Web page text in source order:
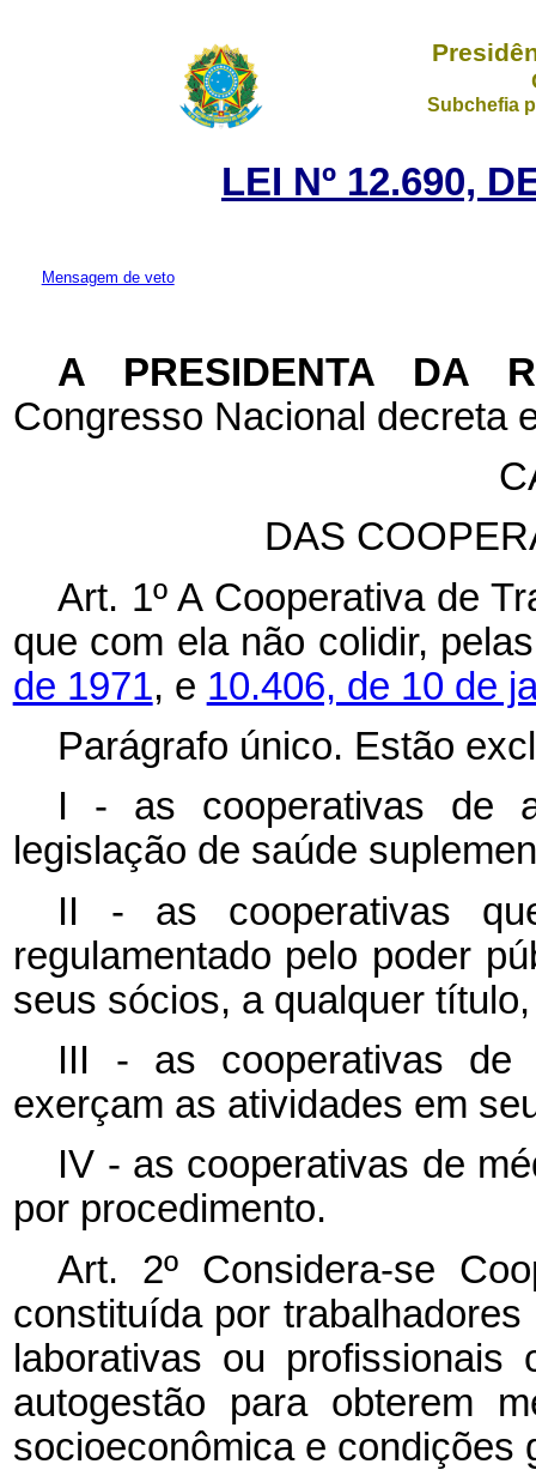
Subchefia
LEI Nº 12.690,
Mensagem de veto
A PRESIDENTA DA
Congresso Nacional decreta
DAS
Art. 1º A Cooperativa de
que com ela não colidir,
de 1971, e 10.406, de 10 de
Parágrafo único. Estão
I - as cooperativas de
legislação de saúde
II - as cooperativas
regulamentado pelo poder
seus sócios, a qualquer
III - as cooperativas de
exerçam as atividades em
IV - as cooperativas de
por procedimento.
Art. 2º Considera-se
constituída por
laborativas ou profissionais
autogestão para obterem
socioeconômica e condições